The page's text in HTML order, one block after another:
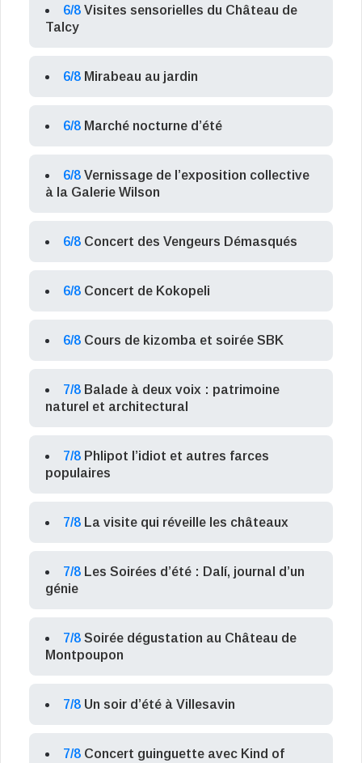
6/8 Visites sensorielles du Château de
Talcy
6/8 Mirabeau au jardin
6/8 Marché nocturne d’été
6/8 Vernissage de l’exposition collective
à la Galerie Wilson
6/8 Concert des Vengeurs Démasqués
6/8 Concert de Kokopeli
6/8 Cours de kizomba et soirée SBK
7/8 Balade à deux voix : patrimoine
naturel et architectural
7/8 Phlipot l’idiot et autres farces
populaires
7/8 La visite qui réveille les châteaux
7/8 Les Soirées d’été : Dalí, journal d’un
génie
7/8 Soirée dégustation au Château de
Montpoupon
7/8 Un soir d’été à Villesavin
7/8 Concert guinguette avec Kind of